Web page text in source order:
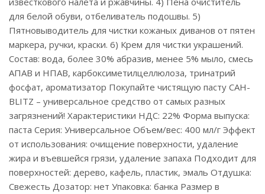
для белой обуви, отбеливатель подошвы. 5)
Пятновыводитель для чистки кожаных диванов от пятен
маркера, ручки, краски. 6) Крем для чистки украшений.
Состав: вода, более 30% абразив, менее 5% мыло, смесь
АПАВ и НПАВ, карбоксиметилцеллюлоза, тринатрий
фосфат, ароматизатор Покупайте чистящую пасту САН-
BLITZ – универсальное средство от самых разных
загрязнений! Характеристики НДС: 22% Форма выпуска:
паста Серия: Универсальное Объем/вес: 400 мл/г Эффект
от использования: очищение поверхности, удаление
жира и въевшейся грязи, удаление запаха Подходит для
поверхностей: дерево, кафель, пластик, эмаль Отдушка:
Свежесть Дозатор: нет Упаковка: банка Размер в